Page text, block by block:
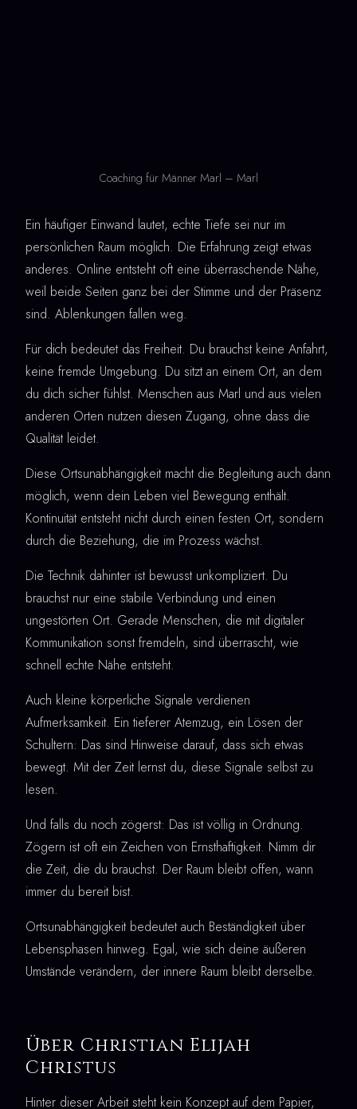
Coaching für Männer Marl – Marl
Ein häufiger Einwand lautet, echte Tiefe sei nur im
persönlichen Raum möglich. Die Erfahrung zeigt etwas
anderes. Online entsteht oft eine überraschende Nähe,
weil beide Seiten ganz bei der Stimme und der Präsenz
sind. Ablenkungen fallen weg.
Für dich bedeutet das Freiheit. Du brauchst keine Anfahrt,
keine fremde Umgebung. Du sitzt an einem Ort, an dem
du dich sicher fühlst. Menschen aus Marl und aus vielen
anderen Orten nutzen diesen Zugang, ohne dass die
Qualität leidet.
Diese Ortsunabhängigkeit macht die Begleitung auch dann
möglich, wenn dein Leben viel Bewegung enthält.
Kontinuität entsteht nicht durch einen festen Ort, sondern
durch die Beziehung, die im Prozess wächst.
Die Technik dahinter ist bewusst unkompliziert. Du
brauchst nur eine stabile Verbindung und einen
ungestörten Ort. Gerade Menschen, die mit digitaler
Kommunikation sonst fremdeln, sind überrascht, wie
schnell echte Nähe entsteht.
Auch kleine körperliche Signale verdienen
Aufmerksamkeit. Ein tieferer Atemzug, ein Lösen der
Schultern: Das sind Hinweise darauf, dass sich etwas
bewegt. Mit der Zeit lernst du, diese Signale selbst zu
lesen.
Und falls du noch zögerst: Das ist völlig in Ordnung.
Zögern ist oft ein Zeichen von Ernsthaftigkeit. Nimm dir
die Zeit, die du brauchst. Der Raum bleibt offen, wann
immer du bereit bist.
Ortsunabhängigkeit bedeutet auch Beständigkeit über
Lebensphasen hinweg. Egal, wie sich deine äußeren
Umstände verändern, der innere Raum bleibt derselbe.
Über Christian Elijah
Christus
Hinter dieser Arbeit steht kein Konzept auf dem Papier,